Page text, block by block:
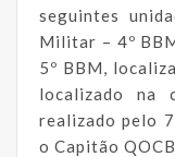
seguintes
Militar – 4º
5º BBM,
localizado na
realizado pelo
o Capitão